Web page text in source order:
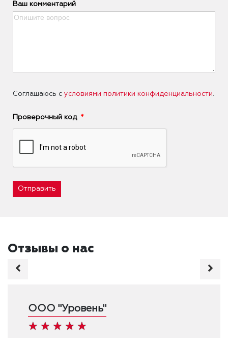
Ваш комментарий
Соглашаюсь с условиями политики конфиденциальности.
Проверочный код
Отправить
Отзывы о нас
ООО "Уровень"